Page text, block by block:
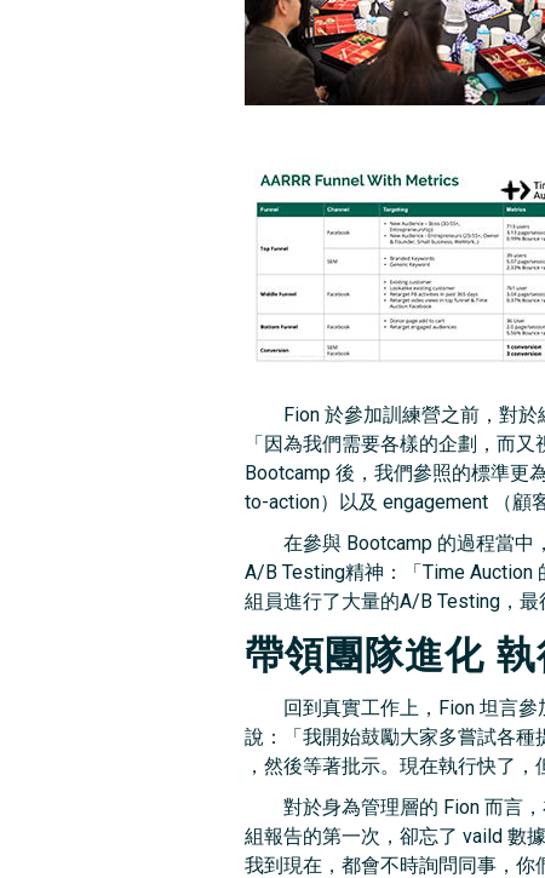
Fion 於參加訓練營之前，對於
「因為我們需要各樣的企劃，而
Bootcamp 後，我們參照的標準更
to-action）以及 engagement （顧
在參與 Bootcamp 的過程當中，
A/B Testing精神：「Time Auction
組員進行了大量的A/B Testing，最
帶領團隊進化
回到真實工作上，Fion 坦言參
說：「我開始鼓勵大家多嘗試各
，然後等著批示。現在執行快了
對於身為管理層的 Fion 而言，
組報告的第一次，卻忘了 vaild 數
我到現在，都會不時詢問同事，你